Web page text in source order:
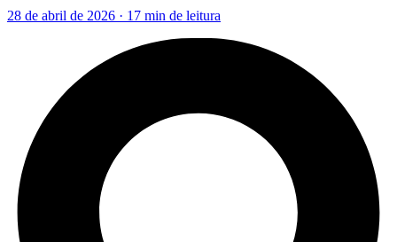
28 de abril de 2026 · 17 min de leitura